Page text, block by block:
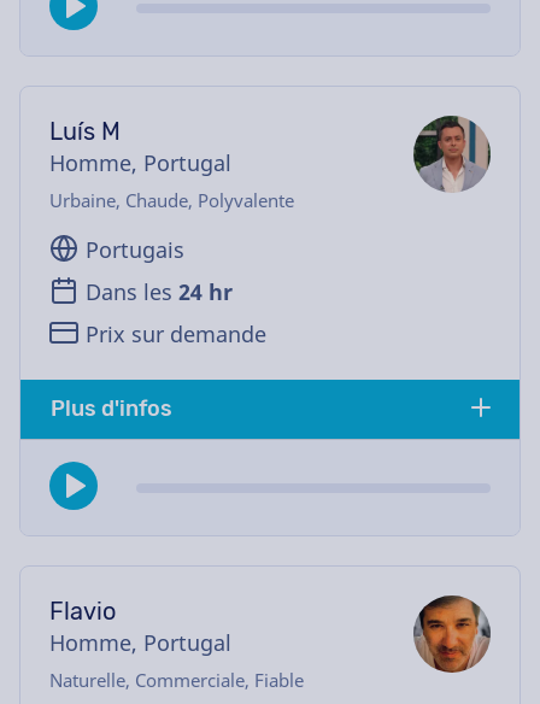
Luís M
Homme, Portugal
Urbaine, Chaude, Polyvalente
Portugais
Dans les 24 hr
Prix sur demande
Plus d'infos
Flavio
Homme, Portugal
Naturelle, Commerciale, Fiable